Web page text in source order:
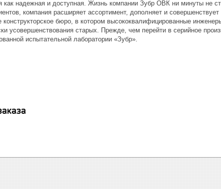
как надежная и доступная. Жизнь компании Зубр ОВК ни минуты не
компания расширяет ассортимент, дополняет и
бюро, в котором высококвалифицированные
усовершенствования старых. Прежде, чем перейти в серийное
испытательной лаборатории «Зубр».